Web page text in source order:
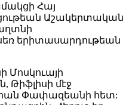
Հայ
Աշակերտական
երիտասարդութեան
Մոսկուայի
Թիֆլիսի մէջ
Փափազեանի հետ: